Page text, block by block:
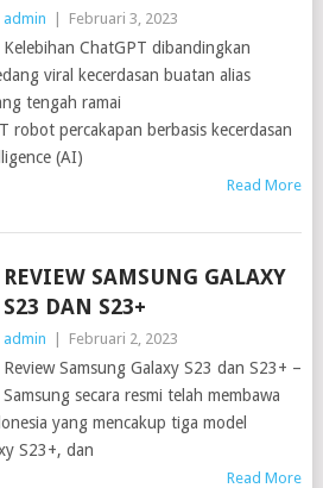
admin Februari 3, 2023
Kelebihan ChatGPT dibandingkan
viral kecerdasan buatan alias
tengah ramai
robot percakapan berbasis kecerdasan
(AI)
Read More
REVIEW SAMSUNG GALAXY
S23 DAN S23+
admin Februari 2, 2023
Review Samsung Galaxy S23 dan S23+ –
Samsung secara resmi telah membawa
yang mencakup tiga model
S23+, dan
Read More